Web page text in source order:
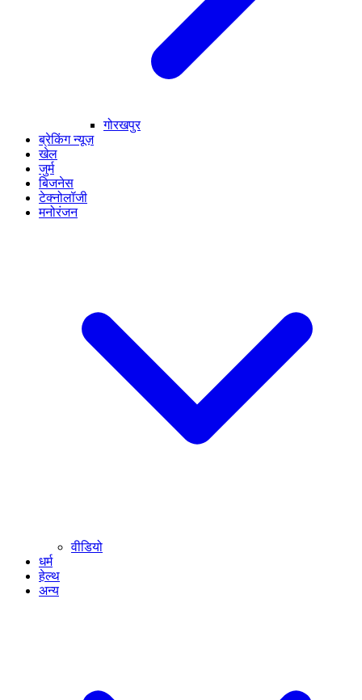
गोरखपुर
ब्रेकिंग न्यूज़
खेल
जुर्म
बिजनेस
टेक्नोलॉजी
मनोरंजन
वीडियो
धर्म
हेल्थ
अन्य